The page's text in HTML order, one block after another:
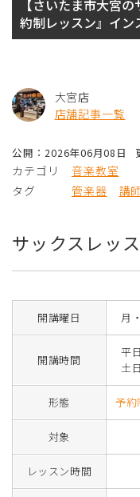
【さいたま市大宮
約制レッスン』イ
大宮店
店舗記事一覧
公開：2026年06月08日
カテゴリ
音楽教室
タグ
管楽器 講
サックスレッ
開講曜日 月
開講時間
平
土
形態 予約
対象
レッスン時間